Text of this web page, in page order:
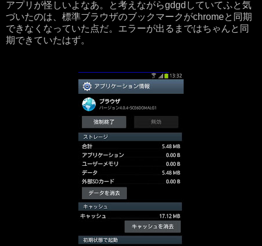
アプリが怪しいよなあ。と考えながらgdgdしていてふと気
づいたのは、標準ブラウザのブックマークがchromeと同期
できなくなっていた点だ。エラーが出るまではちゃんと同
期できていたはず。